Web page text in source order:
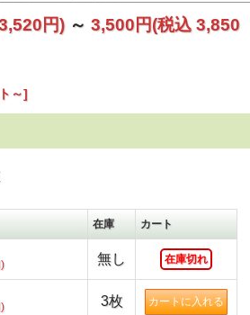
タン10％素材は、ボディに程よく
着心地。とにかくフェミニンな印象
。
このシリーズのレッスンTシャツで
イズ程度のレディースフリーなサ
名の通りLサイズ～XLサイズを基準
す。
なかだせないこの雰囲気。
ク生地の左肩口から腰元までスタイ
リアレイプリントはステキのひとこ
な洗練されたデザインなら、ジーン
とあわせるだけでシンプルスタイリ
ちゃいますよ。
ん、普段着にもリゾートにも着回せ
でこのお値段はゼッタイお買い得で
円) ～ 3,500円(税込 3,850
～]
在庫 カート
無し 在庫切れ
3枚